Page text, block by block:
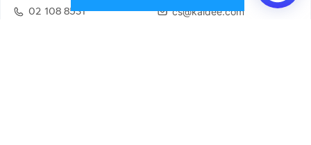
02 108 8531
cs@kaidee.com